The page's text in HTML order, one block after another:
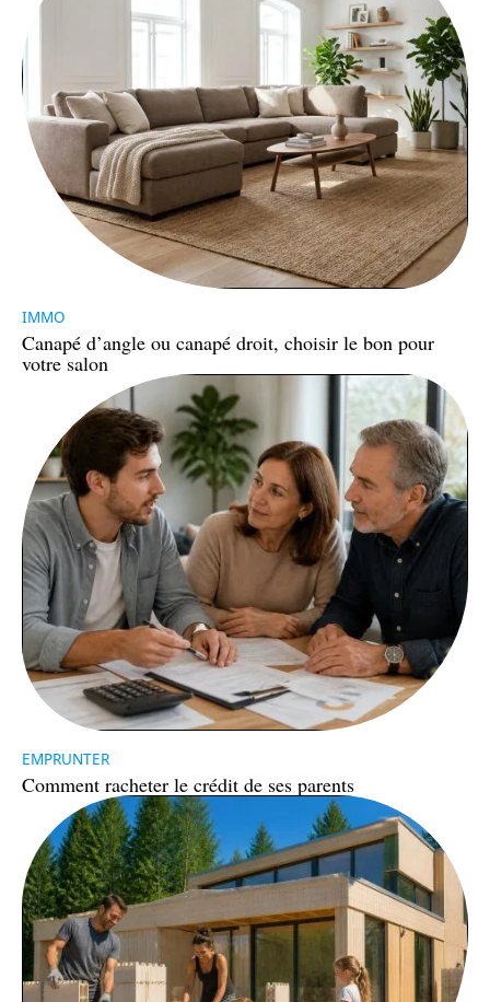
IMMO
Canapé d’angle ou canapé droit, choisir le bon pour
votre salon
EMPRUNTER
Comment racheter le crédit de ses parents